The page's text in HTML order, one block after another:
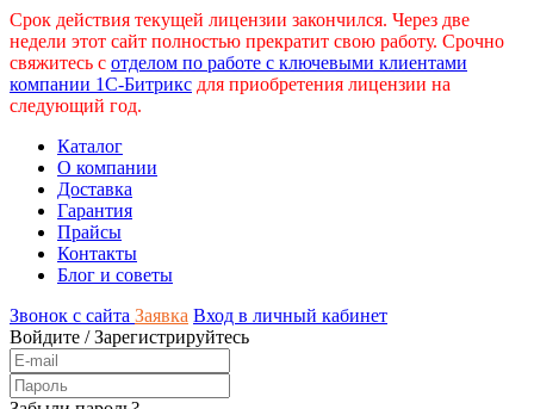
Срок действия текущей лицензии закончился. Через две
недели этот сайт полностью прекратит свою работу. Срочно
свяжитесь с отделом по работе с ключевыми клиентами
компании 1С-Битрикс для приобретения лицензии на
следующий год.
Каталог
О компании
Доставка
Гарантия
Прайсы
Контакты
Блог и советы
Звонок с сайта Заявка Вход в личный кабинет
Войдите /Зарегистрируйтесь